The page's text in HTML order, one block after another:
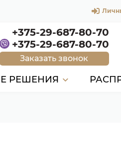
+375-29-687-80-70
+375-29-687-80-70
Заказать звонок
РЕШЕНИЯ